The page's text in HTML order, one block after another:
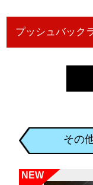
その
NEW